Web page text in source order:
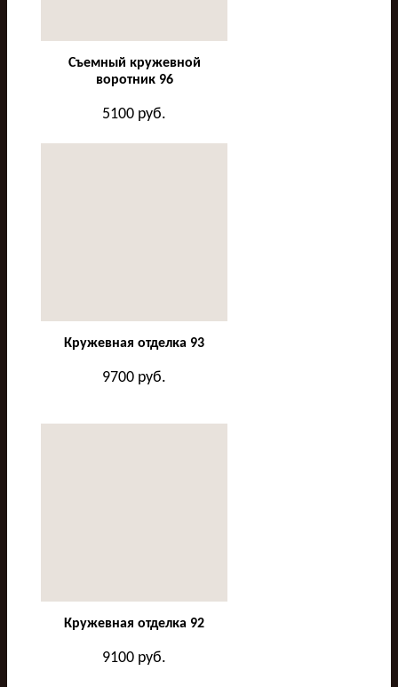
Съемный кружевной
воротник 96
5100 руб.
Кружевная отделка 93
9700 руб.
Кружевная отделка 92
9100 руб.